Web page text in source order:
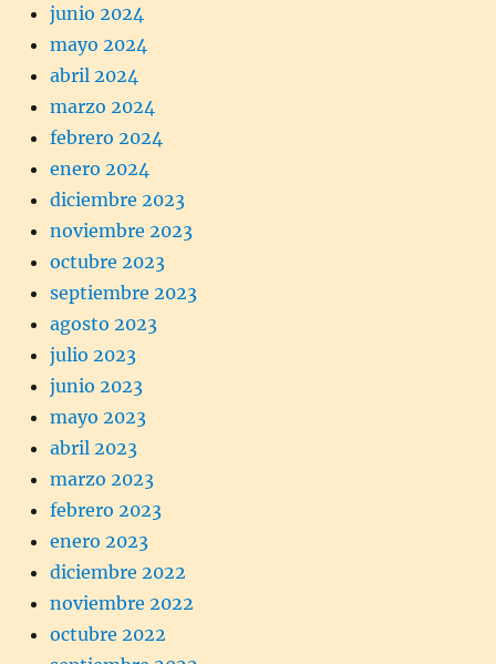
junio 2024
mayo 2024
abril 2024
marzo 2024
febrero 2024
enero 2024
diciembre 2023
noviembre 2023
octubre 2023
septiembre 2023
agosto 2023
julio 2023
junio 2023
mayo 2023
abril 2023
marzo 2023
febrero 2023
enero 2023
diciembre 2022
noviembre 2022
octubre 2022